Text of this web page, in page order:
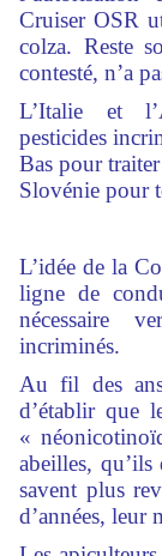
Cruiser OSR
colza. Reste
contesté, n’a
L’Italie et
pesticides
Bas pour
Slovénie pour
L’idée de la
ligne de
nécessaire
incriminés.
Au fil des
d’établir que
«
abeilles,
savent plus
d’années, leur